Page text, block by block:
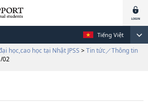
Tiếng Việt
học,cao học tại Nhật JPSS > Tin tức／Thông tin
02